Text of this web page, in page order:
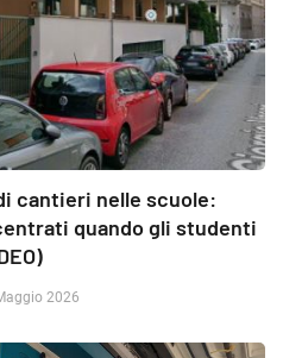
cantieri nelle scuole:
quando gli studenti
2026